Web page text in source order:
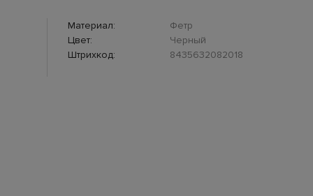
Материал:
Фетр
Цвет:
Черный
Штрихкод:
8435632082018